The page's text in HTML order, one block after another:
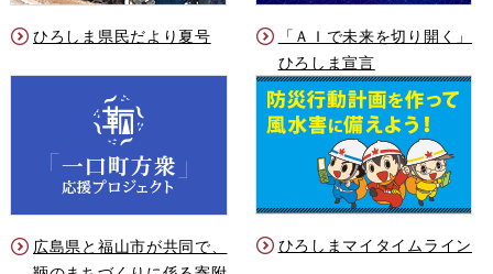
ひろしま県民だより夏号
「ＡＩで未来を切り開く」
ひろしま宣言
広島県と福山市が共同で、
ひろしまマイタイムライン